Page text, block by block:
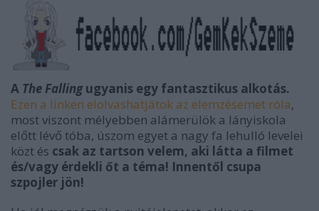
A The Fallingugyanis egy fantasztikus alkotás.
Ezen a linken elolvashatjátok az elemzésemet róla,
most viszont mélyebben alámerülök a lányiskola
előtt lévő tóba, úszom egyet a nagy fa lehulló levelei
közt és csak az tartson velem, aki látta a filmet
és/vagy érdekli őt a téma! Innentől csupa
szpojler jön!